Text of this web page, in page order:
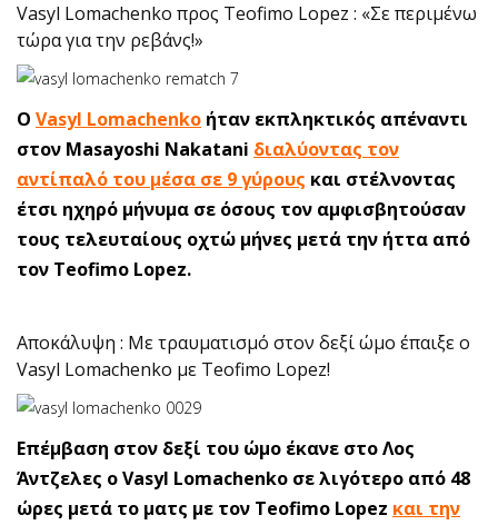
Vasyl Lomachenko προς Teofimo Lopez : «Σε περιμένω
τώρα για την ρεβάνς!»
Ο Vasyl Lomachenko ήταν εκπληκτικός απέναντι
στον Masayoshi Nakatani διαλύοντας τον
αντίπαλό του μέσα σε 9 γύρους και στέλνοντας
έτσι ηχηρό μήνυμα σε όσους τον αμφισβητούσαν
τους τελευταίους οχτώ μήνες μετά την ήττα από
τον Teofimo Lopez.
Αποκάλυψη : Με τραυματισμό στον δεξί ώμο έπαιξε ο
Vasyl Lomachenko με Teofimo Lopez!
Επέμβαση στον δεξί του ώμο έκανε στο Λος
Άντζελες ο Vasyl Lomachenko σε λιγότερο από 48
ώρες μετά το ματς με τον Teofimo Lopez και την